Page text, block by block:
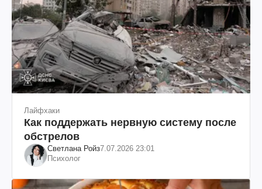
Лайфхаки
Как поддержать нервную систему после
обстрелов
Светлана Ройз7.07.2026 23:01
Психолог